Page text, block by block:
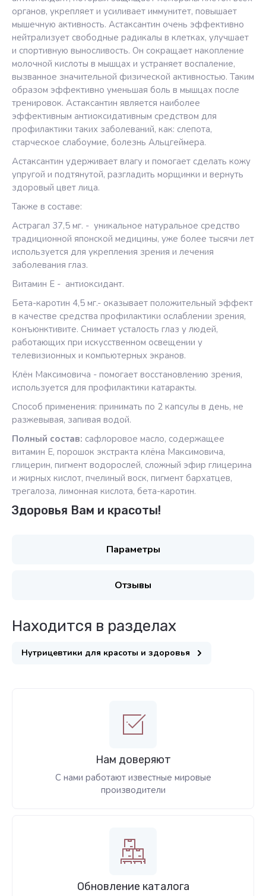
органов, укрепляет и усиливает иммунитет, повышает
мышечную активность. Астаксантин очень эффективно
нейтрализует свободные радикалы в клетках, улучшает
и спортивную выносливость. Он сокращает накопление
молочной кислоты в мышцах и устраняет воспаление,
вызванное значительной физической активностью. Таким
образом эффективно уменьшая боль в мышцах после
тренировок. Астаксантин является наиболее
эффективным антиоксидативным средством для
профилактики таких заболеваний, как: слепота,
старческое слабоумие, болезнь Альцгеймера.
Астаксантин удерживает влагу и помогает сделать кожу
упругой и подтянутой, разгладить морщинки и вернуть
здоровый цвет лица.
Также в составе:
Астрагал 37,5 мг. - уникальное натуральное средство
традиционной японской медицины, уже более тысячи лет
используется для укрепления зрения и лечения
заболевания глаз.
Витамин Е - антиоксидант.
Бета-каротин 4,5 мг.- оказывает положительный эффект
в качестве средства профилактики ослаблении зрения,
конъюнктивите. Снимает усталость глаз у людей,
работающих при искусственном освещении у
телевизионных и компьютерных экранов.
Клён Максимовича - помогает восстановлению зрения,
используется для профилактики катаракты.
Способ применения: принимать по 2 капсулы в день, не
разжевывая, запивая водой.
Полный состав: сафлоровое масло, содержащее
витамин Е, порошок экстракта клёна Максимовича,
глицерин, пигмент водорослей, сложный эфир глицерина
и жирных кислот, пчелиный воск, пигмент бархатцев,
трегалоза, лимонная кислота, бета-каротин.
Здоровья Вам и красоты!
Параметры
Отзывы
Находится в разделах
Нутрицевтики для красоты и здоровья
Нам доверяют
С нами работают известные мировые
производители
Обновление каталога